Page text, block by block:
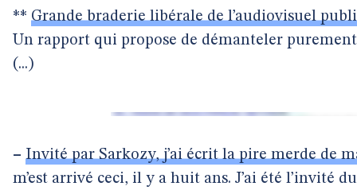
** Grande braderie libérale de l’audiovisuel
Un rapport qui propose de démanteler
(...)
– Invité par Sarkozy, j’ai écrit la pire merde de
m’est arrivé ceci, il y a huit ans. J’ai été l’invité